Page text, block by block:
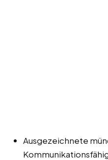
Ausgezeichnete